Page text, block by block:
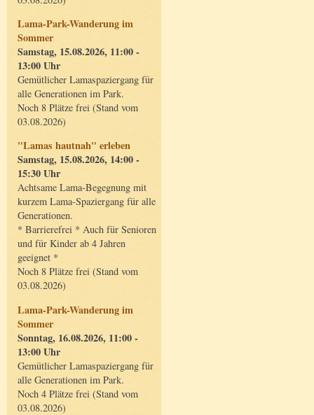
Lama-Park-Wanderung im
Sommer
Samstag, 15.08.2026, 11:00 -
13:00 Uhr
Gemütlicher Lamaspaziergang für
alle Generationen im Park.
Noch 8 Plätze frei (Stand vom
03.08.2026)
"Lamas hautnah" erleben
Samstag, 15.08.2026, 14:00 -
15:30 Uhr
Achtsame Lama-Begegnung mit
kurzem Lama-Spaziergang für alle
Generationen.
* Barrierefrei * Auch für Senioren
und für Kinder ab 4 Jahren
geeignet *
Noch 8 Plätze frei (Stand vom
03.08.2026)
Lama-Park-Wanderung im
Sommer
Sonntag, 16.08.2026, 11:00 -
13:00 Uhr
Gemütlicher Lamaspaziergang für
alle Generationen im Park.
Noch 4 Plätze frei (Stand vom
03.08.2026)